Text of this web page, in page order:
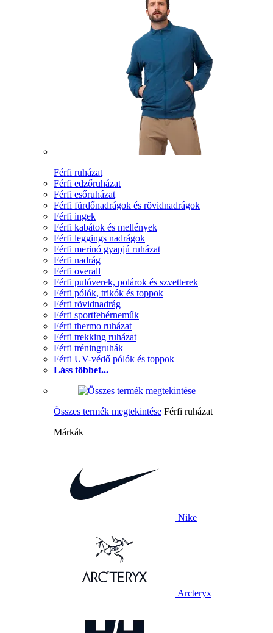
Férfi ruházat
Férfi edzőruházat
Férfi esőruházat
Férfi fürdőnadrágok és rövidnadrágok
Férfi ingek
Férfi kabátok és mellények
Férfi leggings nadrágok
Férfi merinó gyapjú ruházat
Férfi nadrág
Férfi overall
Férfi pulóverek, polárok és szvetterek
Férfi pólók, trikók és toppok
Férfi rövidnadrág
Férfi sportfehérneműk
Férfi thermo ruházat
Férfi trekking ruházat
Férfi tréningruhák
Férfi UV-védő pólók és toppok
Láss többet...
Összes termék megtekintése Férfi ruházat
Márkák
Nike
Arcteryx